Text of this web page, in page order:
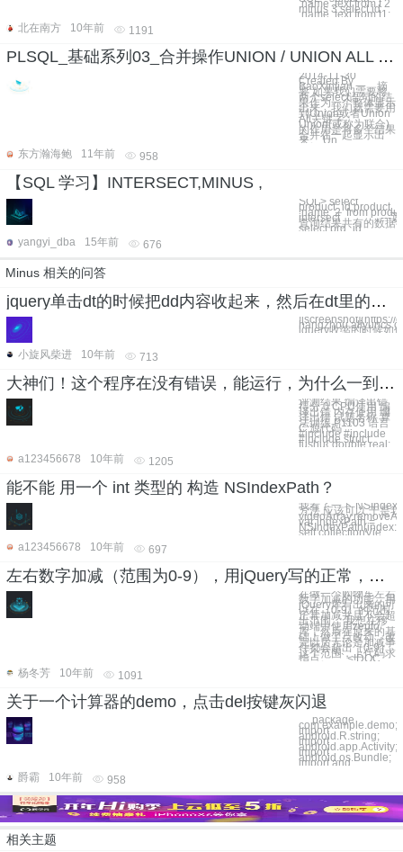
,name ,text from t 2
minus 3 select id
,name ,text from t1;
北在南方
10年前 1191
PLSQL_基础系列03_合并操作UNION / UNION ALL / MINUS / INTERSET（案例）
2014-11-30
Created By
BaoXinjian 一、摘
要 如果我们需要将
两个select语句的结
果作为一个整体显示
出来，我们就需要用
到Union或者Union
All关键字。
Union(或称为联合)
的作用是将多个结果
合并在一起显示出
来。 Un
东方瀚海鲍
11年前 958
【SQL 学习】INTERSECT,MINUS ,
SQL> select
,name 2 from
intersect ---返
查询结果共有的数据
select prd_id,
yangyi_dba
15年前 676
Minus 相关的问答
jquery单击dt的时候把dd内容收起来，然后在dt里的图标变-
![screenshot](https://
jquery收缩的时候如
小旋风柴进
10年前 713
大神们！这个程序在没有错误，能运行，为什么一到蓝桥杯提交时间就会显示编译错误的？
评测结果 编译出错
得分 0 CPU使用 编
译出错 内存使用 编
译出错 试题名称 算
法训练 P1103 语言
C 源代码 ```
#include #include
#include struct
fushu{ double real;
a123456678
10年前 1205
能不能 用一个 int 类型的 构造 NSIndexPath？
我看了一下
方法 应该可以 于是
var indexPath =
NSIndexPath(index:
self.collectionVie
a123456678
10年前 697
左右数字加减（范围为0-9），用jQuery写的正常，为什么用zepto就会一直加会超过9，一直减会出现负数。
在做一个购物车左右
数字加减的功能，用
jQuery库写出来的可
以在（0-9）的范围
正常加减并且不会超
出范围。 我想在移
动端中使用zepto
库，然后在原来的基
础上做了点改动，改
完以后无论是加减事
件都会超出（0-9）
这个范围，上代码求
指点。 ``` <!DOC
杨冬芳
10年前 1091
关于一个计算器的demo，点击del按键灰闪退
``` package
com.example.demo;
import
android.R.string;
import
android.app.Activity;
import
android.os.Bundle;
import and
爵霸
10年前 958
相关主题